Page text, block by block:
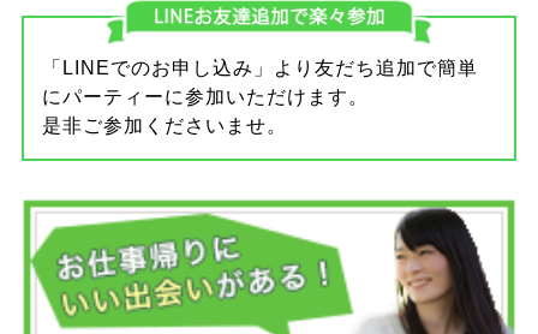
「LINEでのお申し込み」より友だち追加で簡単
にパーティーに参加いただけます。
是非ご参加くださいませ。